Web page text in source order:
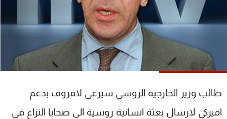
طالب وزير الخارجية الروسي سيرغي لافروف بدعم
اميركي لارسال بعثة انسانية روسية الى ضحايا النزاع في
البرامج
جدول البرامج
شاهد البرامج
الترددات
عن MTV
لاعلاناتكم
وظائف
شروط الإسـتخدام